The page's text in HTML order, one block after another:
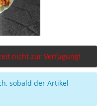
nicht zur Verfügung!
sobald der Artikel